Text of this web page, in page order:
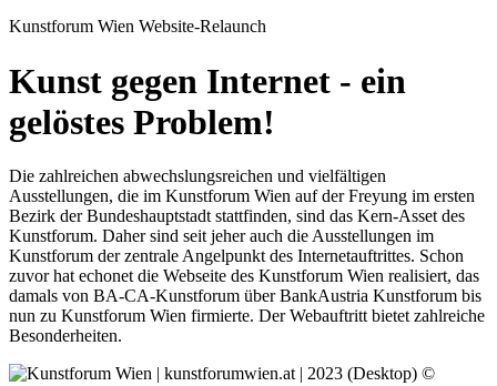
Kunstforum Wien Website-Relaunch
Kunst gegen Internet - ein
gelöstes Problem!
Die zahlreichen abwechslungsreichen und vielfältigen
Ausstellungen, die im Kunstforum Wien auf der Freyung im ersten
Bezirk der Bundeshauptstadt stattfinden, sind das Kern-Asset des
Kunstforum. Daher sind seit jeher auch die Ausstellungen im
Kunstforum der zentrale Angelpunkt des Internetauftrittes. Schon
zuvor hat echonet die Webseite des Kunstforum Wien realisiert, das
damals von BA-CA-Kunstforum über BankAustria Kunstforum bis
nun zu Kunstforum Wien firmierte. Der Webauftritt bietet zahlreiche
Besonderheiten.